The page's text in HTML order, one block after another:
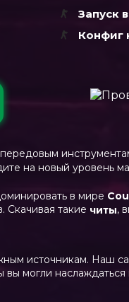
Запуск
Конфиг
на новый уровень
в мире
Скачивая такие читы,
источникам. Наш
могли наслаждаться